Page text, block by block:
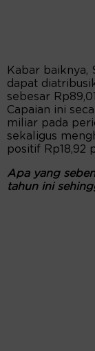
Kabar baiknya,
dapat
sebesar
Capaian ini
miliar pada
sekaligus
positif Rp18,92
Apa yang
tahun ini